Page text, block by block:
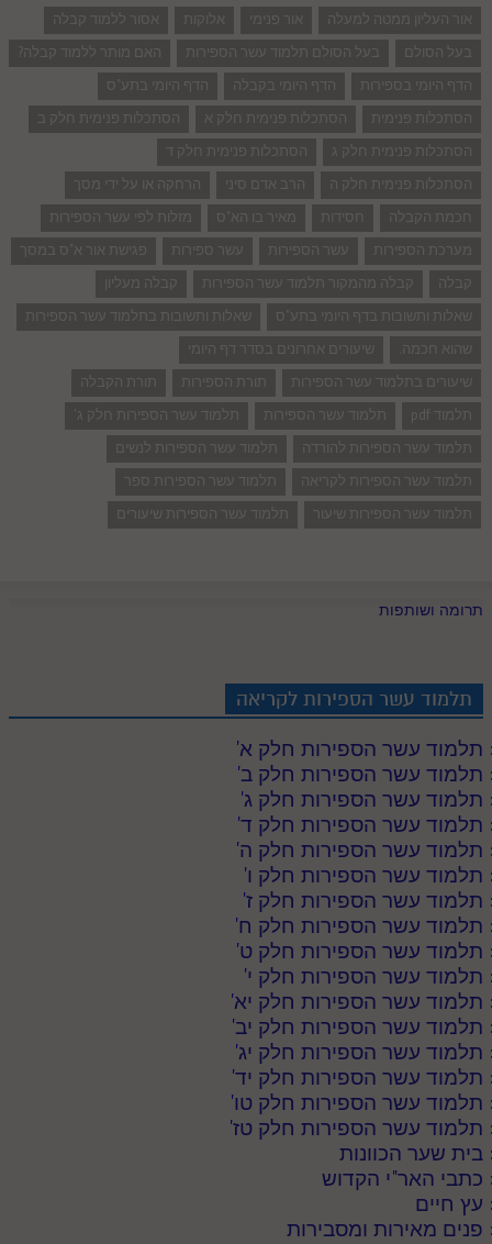
אור העליון ממטה למעלה אור פנימי אלוקות
אסור ללמוד קבלה
בעל הסולם
בעל הסולם תלמוד עשר הספירות
האם מותר ללמוד קבלה?
הדף היומי בספירות
הדף היומי בקבלה
הדף היומי בתע"ס
הסתכלות פנימית
הסתכלות פנימית חלק א
הסתכלות פנימית חלק ב
הסתכלות פנימית חלק ג
הסתכלות פנימית חלק ד
הסתכלות פנימית חלק ה
הרב אדם סיני
הרחקה או על ידי מסך
חכמת הקבלה
חסידות מאיר בו הא"ס
מזלות לפי עשר הספירות
מערכת הספירות
עשר הספירות עשר ספירות
פגישת אור א"ס במסך
קבלה
קבלה מהמקור תלמוד עשר הספירות
קבלה מעליון
שאלות ותשובות בדף היומי בתע"ס
שאלות ותשובות בתלמוד עשר הספירות
שהוא חכמה.
שיעורים אחרונים בסדר דף היומי
שיעורים בתלמוד עשר הספירות
תורת הספירות
תורת הקבלה
תלמוד pdf
תלמוד עשר הספירות
תלמוד עשר הספירות חלק ג'
תלמוד עשר הספירות להורדה
תלמוד עשר הספירות לנשים
תלמוד עשר הספירות לקריאה
תלמוד עשר הספירות ספר
תלמוד עשר הספירות שיעור
תלמוד עשר הספירות שיעורים
תרומה ושותפות
תלמוד עשר הספירות לקריאה
תלמוד עשר הספירות חלק א'
תלמוד עשר הספירות חלק ב'
תלמוד עשר הספירות חלק ג'
תלמוד עשר הספירות חלק ד'
תלמוד עשר הספירות חלק ה'
תלמוד עשר הספירות חלק ו'
תלמוד עשר הספירות חלק ז'
תלמוד עשר הספירות חלק ח'
תלמוד עשר הספירות חלק ט'
תלמוד עשר הספירות חלק י'
תלמוד עשר הספירות חלק יא'
תלמוד עשר הספירות חלק יב'
תלמוד עשר הספירות חלק יג'
תלמוד עשר הספירות חלק יד'
תלמוד עשר הספירות חלק טו'
תלמוד עשר הספירות חלק טז'
בית שער הכוונות
כתבי האר"י הקדוש
עץ חיים
פנים מאירות ומסבירות